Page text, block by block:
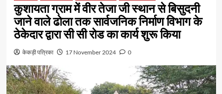
कुशायता ग्राम में वीर तेजा जी स्थान से बिसुदनी
जाने वाले ढोला तक सार्वजनिक निर्माण विभाग के
ठेकेदार द्वारा सी सी रोड का कार्य शुरू किया
केकड़ी पत्रिका 17 November 2024 0